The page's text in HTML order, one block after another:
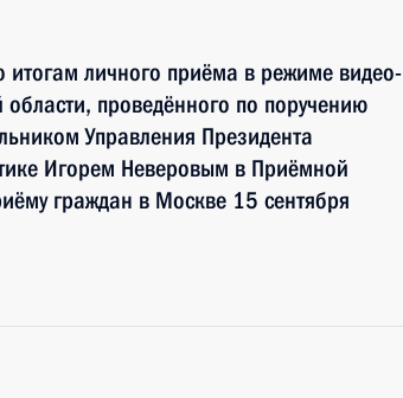
итогам личного приёма в режиме видео-
проведённого по поручению
Управления Президента
Игорем Неверовым в Приёмной
граждан в Москве 15 сентября